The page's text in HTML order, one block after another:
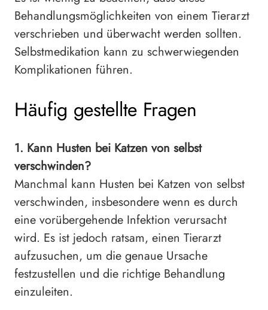
Behandlungsmöglichkeiten von einem Tierarzt
verschrieben und überwacht werden sollten.
Selbstmedikation kann zu schwerwiegenden
Komplikationen führen.
Häufig gestellte Fragen
1. Kann Husten bei Katzen von selbst
verschwinden?
Manchmal kann Husten bei Katzen von selbst
verschwinden, insbesondere wenn es durch
eine vorübergehende Infektion verursacht
wird. Es ist jedoch ratsam, einen Tierarzt
aufzusuchen, um die genaue Ursache
festzustellen und die richtige Behandlung
einzuleiten.